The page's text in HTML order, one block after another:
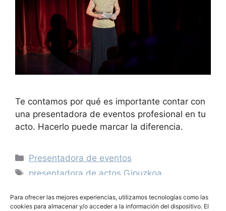
Para ofrecer las mejores experiencias, utilizamos tecnologías como las
cookies para almacenar y/o acceder a la información del dispositivo. El
Te contamos por qué es importante contar con
una presentadora de eventos profesional en tu
acto. Hacerlo puede marcar la diferencia.
Presentadora de eventos
presentadora de actos Gipuzkoa
galas Euskadi